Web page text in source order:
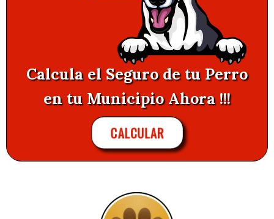
Calcula el Seguro de tu Perro
en tu Municipio Ahora !!!
CALCULAR